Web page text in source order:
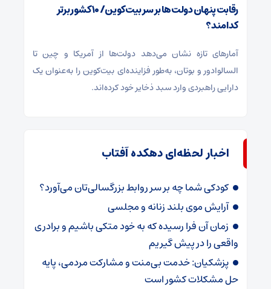
رقابت پنهان دولت‌ها بر سر بیت‌کوین/ ۱۰ کشور برتر
کدامند؟
آمارهای تازه نشان می‌دهد دولت‌ها از آمریکا و چین تا
السالوادور و بوتان، به‌طور فزاینده‌ای بیت‌کوین را به‌عنوان یک
دارایی راهبردی وارد سبد ذخایر خود کرده‌اند.
اخبار لحظه‌ای دهکده آفتاب
کودکی شما چه بر سر روابط بزرگسالی‌تان می‌آورد؟
آرایش موی بلند زنانه و مجلسی
زمان آن فرا رسیده که به خود متکی باشیم و برادری
واقعی را در پیش گیریم
پزشکیان: خدمت بی‌منت و مشارکت مردمی، پایه
حل مشکلات کشور است